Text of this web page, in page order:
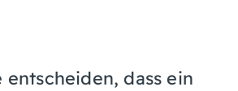
dass ein